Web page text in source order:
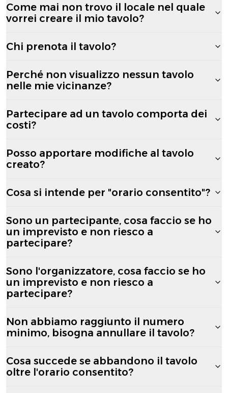
Come mai non trovo il locale nel quale
vorrei creare il mio tavolo?
Chi prenota il tavolo?
Perché non visualizzo nessun tavolo
nelle mie vicinanze?
Partecipare ad un tavolo comporta dei
costi?
Posso apportare modifiche al tavolo
creato?
Cosa si intende per "orario consentito"?
Sono un partecipante, cosa faccio se ho
un imprevisto e non riesco a
partecipare?
Sono l'organizzatore, cosa faccio se ho
un imprevisto e non riesco a
partecipare?
Non abbiamo raggiunto il numero
minimo, bisogna annullare il tavolo?
Cosa succede se abbandono il tavolo
oltre l'orario consentito?